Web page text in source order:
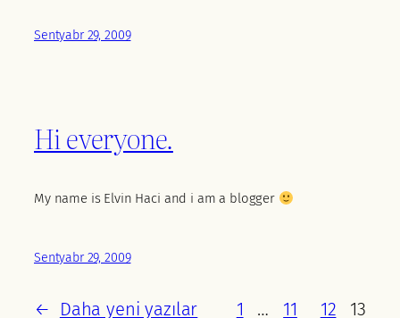
Sentyabr 29, 2009
Hi everyone.
My name is Elvin Haci and i am a blogger
Sentyabr 29, 2009
← Daha yeni yazılar 1 … 11 12 13